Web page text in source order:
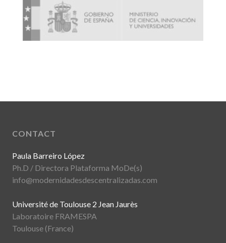
CONTACT
Paula Barreiro López
Ph.D / Directora Plataforma MoDe(s)
info@modernidadesdescentralizadas.com
Université de Toulouse 2 Jean Jaurès
Laboratoire FRAMESPA
Toulouse (France)